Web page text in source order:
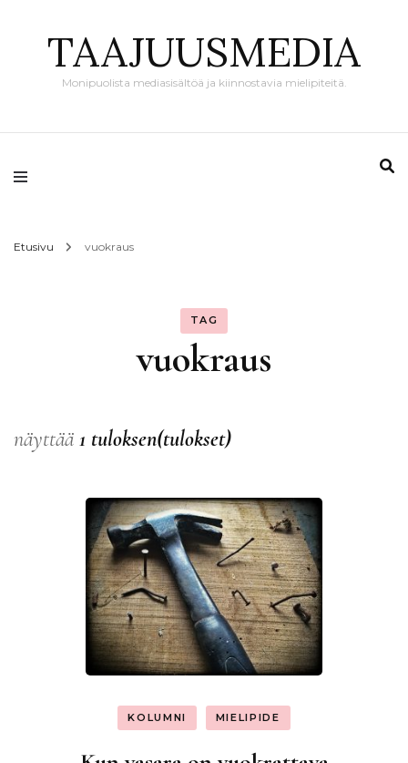
TAAJUUSMEDIA
Monipuolista mediasisältöä ja kiinnostavia mielipiteitä.
Etusivu vuokraus
TAG
vuokraus
näyttää 1 tuloksen(tulokset)
KOLUMNI MIELIPIDE